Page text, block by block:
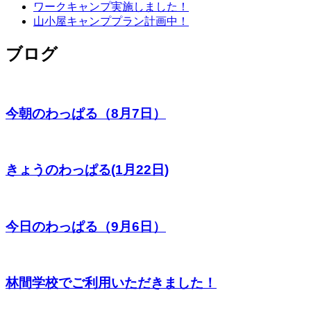
ワークキャンプ実施しました！
山小屋キャンププラン計画中！
ブログ
今朝のわっぱる（8月7日）
きょうのわっぱる(1月22日)
今日のわっぱる（9月6日）
林間学校でご利用いただきました！